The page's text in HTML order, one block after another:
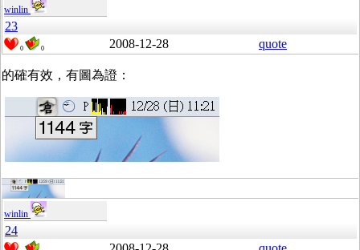
winlin
23
0 0 2008-12-28 quote
的確有效，有圖為證：
winlin
24